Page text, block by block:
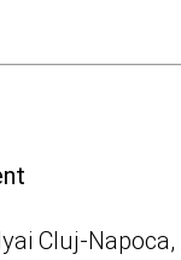
Cluj-